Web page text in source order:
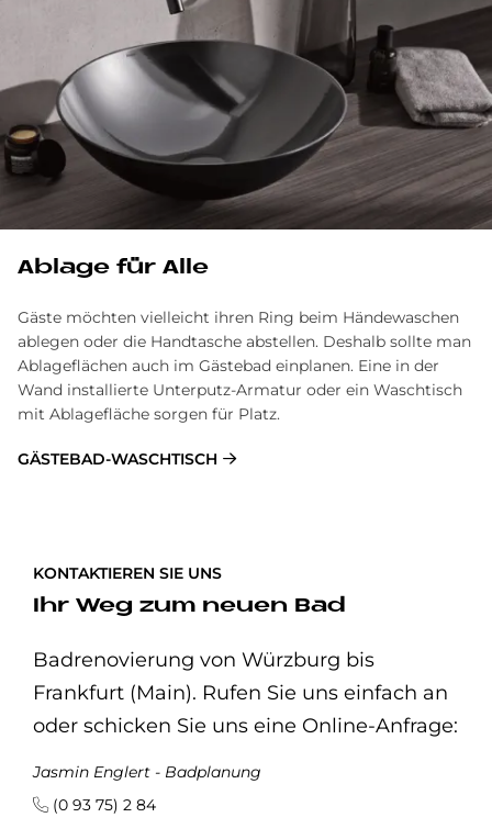
Ab­la­ge für Alle
Gäste möchten vielleicht ihren Ring beim Händewaschen
ablegen oder die Handtasche abstellen. Deshalb sollte man
Ablageflächen auch im Gästebad einplanen. Eine in der
Wand installierte Unterputz-Armatur oder ein Waschtisch
mit Ablagefläche sorgen für Platz.
GÄSTEBAD-WASCHTISCH
KONTAKTIEREN SIE UNS
Ihr Weg zum neuen Bad
Badrenovierung von Würzburg bis
Frankfurt (Main). Rufen Sie uns einfach an
oder schicken Sie uns eine Online-Anfrage:
Jasmin Englert - Badplanung
(0 93 75) 2 84